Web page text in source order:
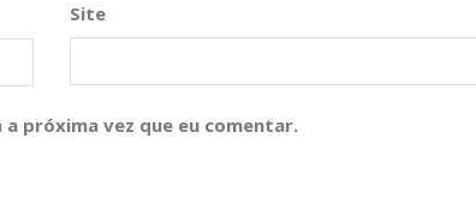
Site
próxima vez que eu comentar.